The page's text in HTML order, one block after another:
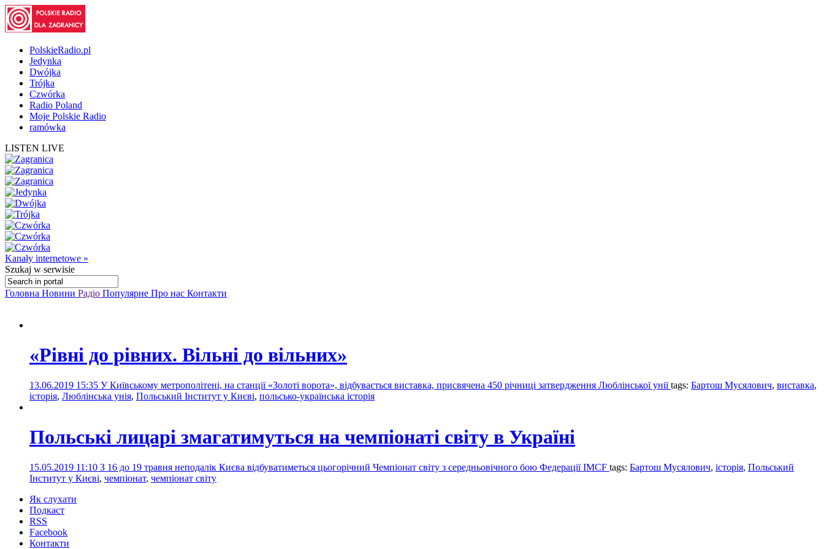
PolskieRadio.pl
Jedynka
Dwójka
Trójka
Czwórka
Radio Poland
Moje Polskie Radio
ramówka
LISTEN LIVE
Kanały internetowe »
Szukaj w serwisie
Головна Новини Радіо Популярне Про нас Контакти
«Рівні до рівних. Вільні до вільних»
13.06.2019 15:35 У Київському метрополітені, на станції «Золоті ворота», відбувається виставка, присвячена 450 річниці затвердження Люблінської уніїtags: Бартош Мусялович, виставка,
історія, Люблінська унія, Польський Інститут у Києві, польсько-українська історія
Польські лицарі змагатимуться на чемпіонаті світу в Україні
15.05.2019 11:10 З 16 до 19 травня неподалік Києва відбуватиметься цьогорічний Чемпіонат світу з середньовічного бою Федерації IMCF tags: Бартош Мусялович, історія, Польський
Інститут у Києві, чемпіонат, чемпіонат світу
Як слухати
Подкаст
RSS
Facebook
Контакти